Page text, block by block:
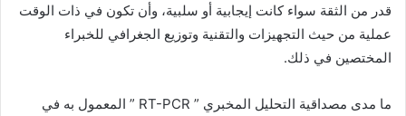
قدر من الثقة سواء كانت إيجابية أو سلبية، وأن تكون في ذات الوقت
عملية من حيث التجهيزات والتقنية وتوزيع الجغرافي للخبراء
المختصين في ذلك.
ما مدى مصداقية التحليل المخبري ” RT-PCR ” المعمول به في